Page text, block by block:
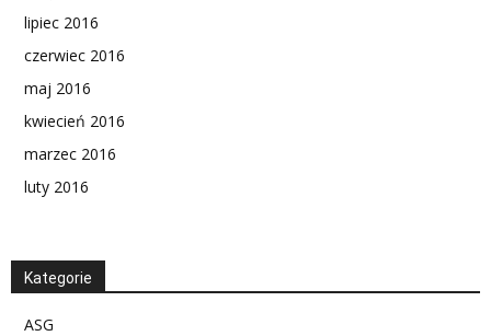
lipiec 2016
czerwiec 2016
maj 2016
kwiecień 2016
marzec 2016
luty 2016
Kategorie
ASG